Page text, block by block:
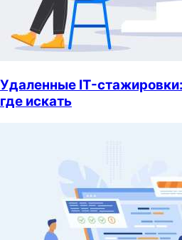
Удаленные IT-
где искать